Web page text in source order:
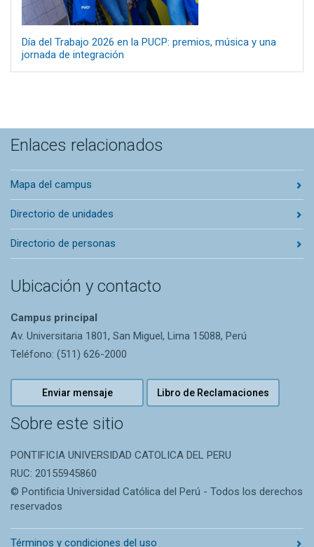
Día del Trabajo 2026 en la PUCP: premios, música y una
jornada de integración
Enlaces relacionados
Mapa del campus
Directorio de unidades
Directorio de personas
Ubicación y contacto
Campus principal
Av. Universitaria 1801, San Miguel, Lima 15088, Perú
Teléfono: (511) 626-2000
Enviar mensaje Libro de Reclamaciones
Sobre este sitio
PONTIFICIA UNIVERSIDAD CATOLICA DEL PERU
RUC: 20155945860
© Pontificia Universidad Católica del Perú - Todos los derechos
reservados
Términos y condiciones del uso